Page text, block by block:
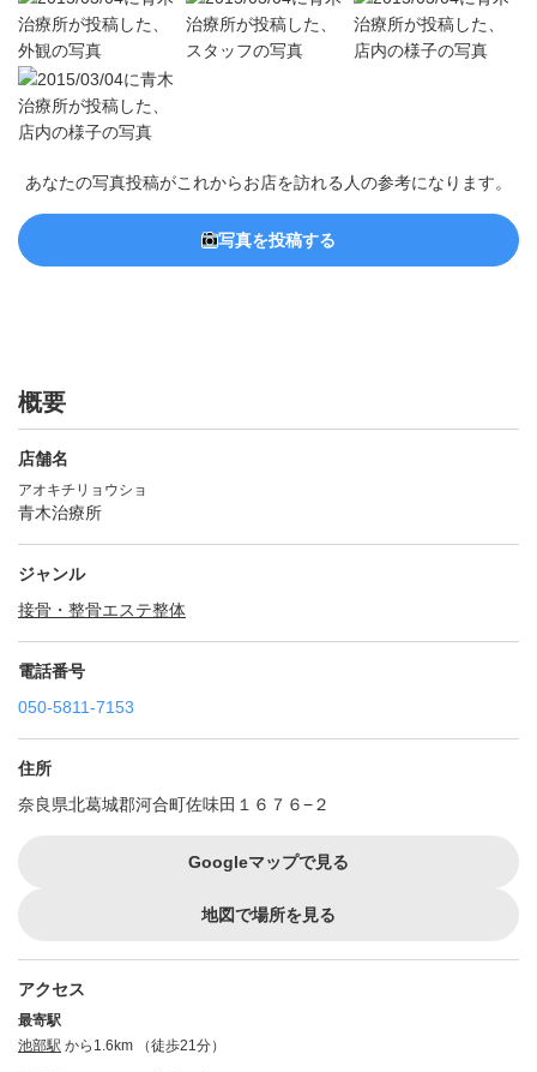
あなたの写真投稿がこれからお店を訪れる人の参考になります。
写真を投稿する
概要
店舗名
アオキチリョウショ
青木治療所
ジャンル
接骨・整骨エステ整体
電話番号
050-5811-7153
住所
奈良県北葛城郡河合町佐味田１６７６−２
Googleマップで見る
地図で場所を見る
アクセス
最寄駅
池部駅 から1.6km （徒歩21分）